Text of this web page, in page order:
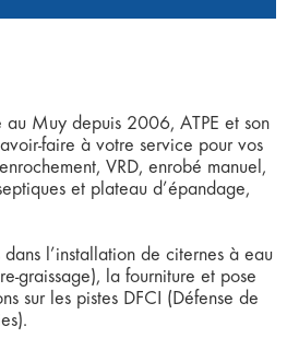
au Muy depuis 2006, ATPE et son
faire à votre service pour vos
VRD, enrobé manuel,
et plateau d’épandage,
l’installation de citernes à eau
graissage), la fourniture et pose
sur les pistes DFCI (Défense de